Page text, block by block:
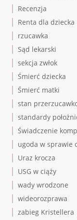
Recenzja
Renta dla dziecka
rzucawka
Sąd lekarski
sekcja zwłok
Śmierć dziecka
Śmierć matki
stan
standardy
Świadczenie
ugoda w sprawie
Uraz krocza
USG w ciąży
wady wrodzone
wideorozprawa
zabieg Kristellera